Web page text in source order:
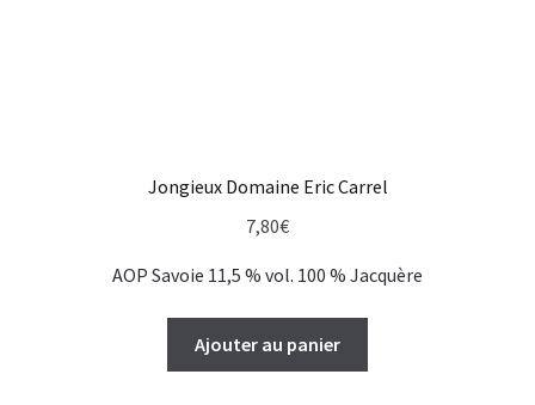
Jongieux Domaine Eric Carrel
7,80€
AOP Savoie 11,5 % vol. 100 % Jacquère
Ajouter au panier